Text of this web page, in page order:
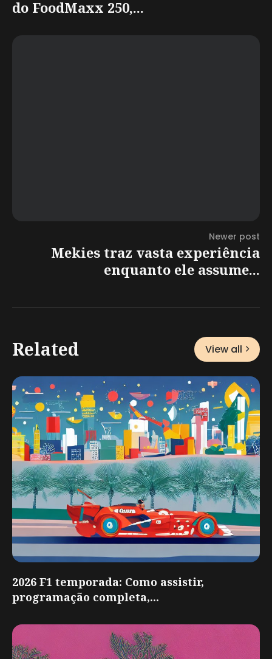
do FoodMaxx 250,...
Newer post
Mekies traz vasta experiência
enquanto ele assume...
Related View all
2026 F1 temporada: Como assistir,
programação completa,...